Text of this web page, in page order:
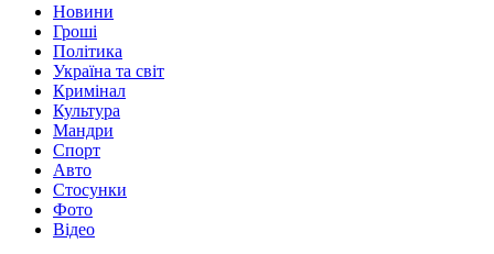
Новини
Гроші
Політика
Україна та світ
Кримінал
Культура
Мандри
Спорт
Авто
Стосунки
Фото
Відео